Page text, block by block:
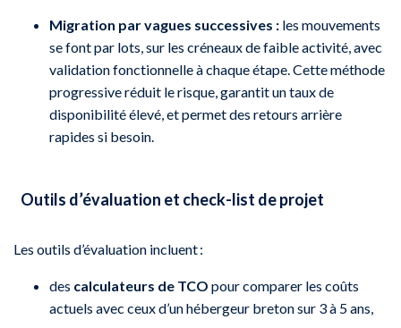
Migration par vagues successives : les mouvements
se font par lots, sur les créneaux de faible activité, avec
validation fonctionnelle à chaque étape. Cette méthode
progressive réduit le risque, garantit un taux de
disponibilité élevé, et permet des retours arrière
rapides si besoin.
Outils d’évaluation et check-list de projet
Les outils d’évaluation incluent :
des calculateurs de TCO pour comparer les coûts
actuels avec ceux d’un hébergeur breton sur 3 à 5 ans,